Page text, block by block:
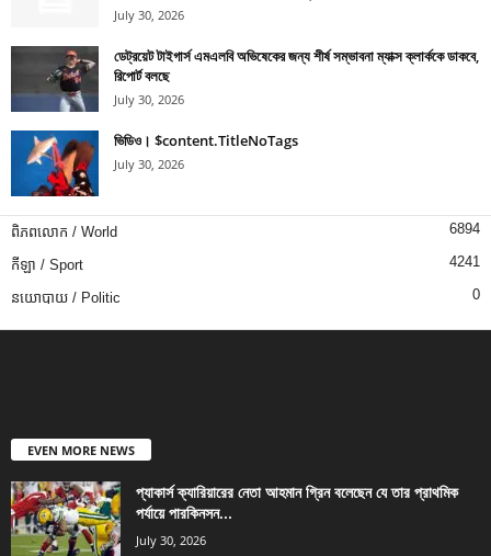
July 30, 2026
ডেট্রয়েট টাইগার্স এমএলবি অভিষেকের জন্য শীর্ষ সম্ভাবনা ম্যাক্স ক্লার্ককে ডাকবে,
রিপোর্ট বলছে
July 30, 2026
ভিডিও। $content.TitleNoTags
July 30, 2026
ពិភពលោក / World 6894
កីឡា / Sport 4241
នយោបាយ / Politic 0
EVEN MORE NEWS
প্যাকার্স ক্যারিয়ারের নেতা আহমান গ্রিন বলেছেন যে তার প্রাথমিক
পর্যায়ে পারকিনসন...
July 30, 2026